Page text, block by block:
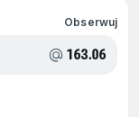
Obserwuj
163.06